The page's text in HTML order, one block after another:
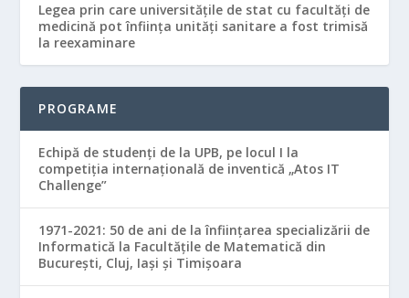
Legea prin care universităţile de stat cu facultăţi de
medicină pot înfiinţa unităţi sanitare a fost trimisă
la reexaminare
PROGRAME
Echipă de studenţi de la UPB, pe locul I la
competiţia internaţională de inventică „Atos IT
Challenge”
1971-2021: 50 de ani de la înființarea specializării de
Informatică la Facultățile de Matematică din
București, Cluj, Iași și Timișoara